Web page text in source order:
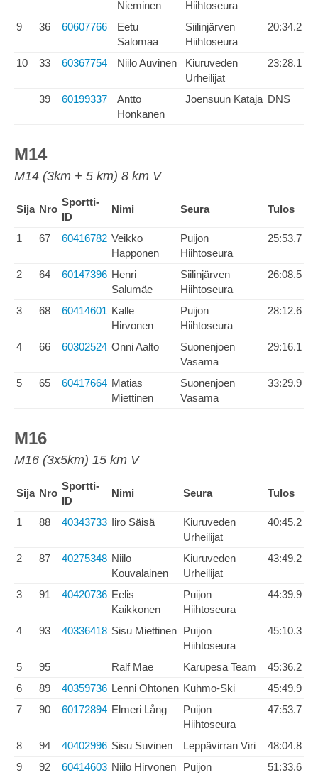
Nieminen
Hiihtoseura
9
36 60607766
Eetu
Salomaa
Siilinjärven
Hiihtoseura
20:34.2
10 33 60367754 Niilo Auvinen
Kiuruveden
Urheilijat
23:28.1
39 60199337
Antto
Honkanen
Joensuun Kataja DNS
M14
M14 (3km + 5 km) 8 km V
Sija Nro
Sportti-
ID
Nimi Seura Tulos
1 67 60416782 Veikko
Happonen
Puijon
Hiihtoseura
25:53.7
2 64 60147396 Henri
Salumäe
Siilinjärven
Hiihtoseura
26:08.5
3 68 60414601 Kalle
Hirvonen
Puijon
Hiihtoseura
28:12.6
4 66 60302524 Onni Aalto
Suonenjoen
Vasama
29:16.1
5 65 60417664 Matias
Miettinen
Suonenjoen
Vasama
33:29.9
M16
M16 (3x5km) 15 km V
Sija Nro
Sportti-
ID
Nimi Seura Tulos
1 88 40343733 Iiro Säisä
Kiuruveden
Urheilijat
40:45.2
2 87 40275348 Niilo
Kouvalainen
Kiuruveden
Urheilijat
43:49.2
3 91 40420736 Eelis
Kaikkonen
Puijon
Hiihtoseura
44:39.9
4 93 40336418 Sisu Miettinen Puijon
Hiihtoseura
45:10.3
5 95 Ralf Mae Karupesa Team
45:36.2
6
89 40359736 Lenni Ohtonen Kuhmo-Ski
45:49.9
7
90 60172894 Elmeri Lång
Puijon
Hiihtoseura
47:53.7
8 94 40402996 Sisu Suvinen Leppävirran Viri
48:04.8
9
92 60414603 Niilo Hirvonen
Puijon
51:33.6